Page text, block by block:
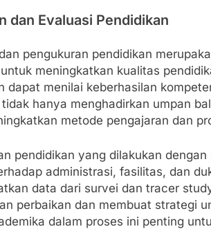
dan Evaluasi Pendidikan
pengukuran pendidikan
meningkatkan kualitas
dapat menilai keberhasilan
tidak hanya menghadirkan umpan
metode pengajaran dan
pendidikan yang dilakukan
administrasi, fasilitas, dan
data dari survei dan tracer
perbaikan dan membuat strategi
dalam proses ini penting